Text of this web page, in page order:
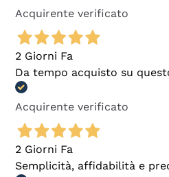
Acquirente verificato
2 Giorni Fa
Da tempo acquisto su
Acquirente verificato
2 Giorni Fa
Semplicità, affidabilità e